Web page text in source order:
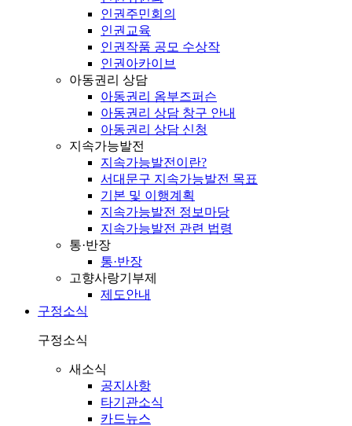
인권주민회의
인권교육
인권작품 공모 수상작
인권아카이브
아동권리 상담
아동권리 옴부즈퍼슨
아동권리 상담 창구 안내
아동권리 상담 신청
지속가능발전
지속가능발전이란?
서대문구 지속가능발전 목표
기본 및 이행계획
지속가능발전 정보마당
지속가능발전 관련 법령
통·반장
통·반장
고향사랑기부제
제도안내
구정소식
구정소식
새소식
공지사항
타기관소식
카드뉴스